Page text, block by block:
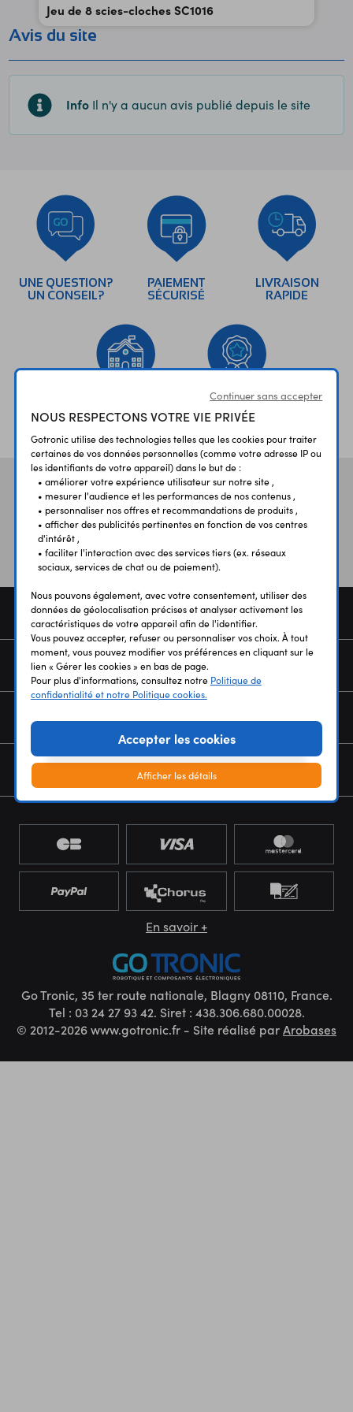
Jeu de 8 scies-cloches SC1016
Avis du site
Info Il n'y a aucun avis publié depuis le site
UNE QUESTION?
UN CONSEIL?
PAIEMENT
SÉCURISÉ
LIVRAISON
RAPIDE
ÉTABLISSEMENTS
SCOLAIRES
PLUS 30 ANS
D’EXPERIENCE
Vos aviset témoignages
COMMANDE
SERVICES
NOUS CONNAÎTRE
NEWSLETTER
En savoir +
Go Tronic, 35 ter route nationale, Blagny 08110, France.
Tel : 03 24 27 93 42. Siret : 438.306.680.00028.
© 2012-2026 www.gotronic.fr - Site réalisé parArobases
Continuer sans accepter
NOUS RESPECTONS VOTRE VIE PRIVÉE
Gotronic utilise des technologies telles que les cookies pour traiter
certaines de vos données personnelles (comme votre adresse IP ou
les identifiants de votre appareil) dans le but de :
• améliorer votre expérience utilisateur sur notre site ,
• mesurer l'audience et les performances de nos contenus ,
• personnaliser nos offres et recommandations de produits ,
• afficher des publicités pertinentes en fonction de vos centres
d'intérêt ,
• faciliter l'interaction avec des services tiers (ex. réseaux
sociaux, services de chat ou de paiement).
Nous pouvons également, avec votre consentement, utiliser des
données de géolocalisation précises et analyser activement les
caractéristiques de votre appareil afin de l'identifier.
Vous pouvez accepter, refuser ou personnaliser vos choix. À tout
moment, vous pouvez modifier vos préférences en cliquant sur le
lien « Gérer les cookies » en bas de page.
Pour plus d'informations, consultez notre Politique de
confidentialité et notre Politique cookies.
Accepter les cookies
Afficher les détails